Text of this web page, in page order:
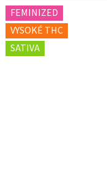
FEMINIZED
VYSOKÉ THC
SATIVA